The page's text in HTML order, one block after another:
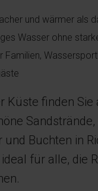
und wärmer als
Wasser ohne
Familien,
Küste finden
und Buchten in
für alle, die